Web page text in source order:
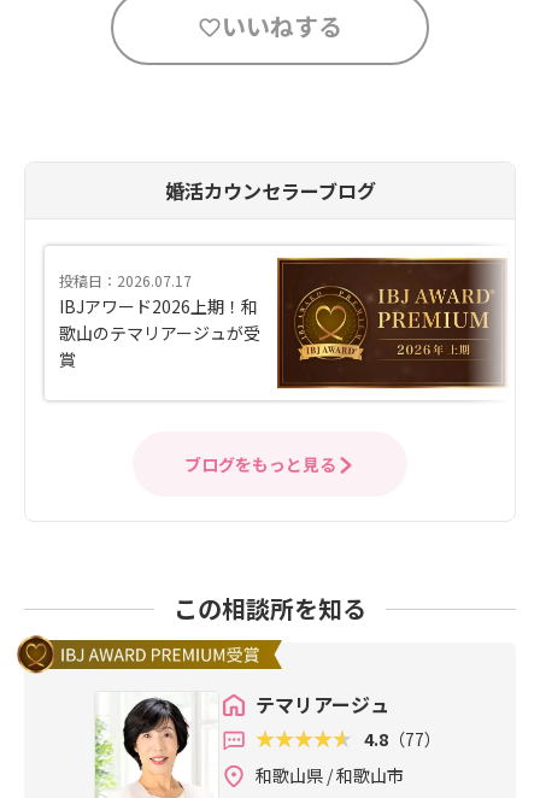
いいねする
婚活カウンセラーブログ
投稿日：2026.07.17
IBJアワード2026上期！和
歌山のテマリアージュが受
賞
ブログをもっと見る
この相談所を知る
テマリアージュ
4.8（77）
和歌山県 / 和歌山市